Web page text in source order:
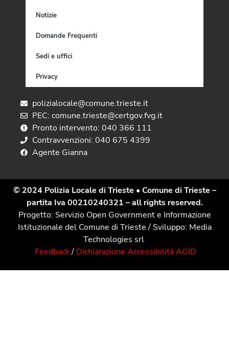
Notizie
Domande Frequenti
Sedi e uffici
Privacy
polizialocale@comune.trieste.it
PEC: comune.trieste@certgov.fvg.it
Pronto intervento: 040 366 111
Contravvenzioni: 040 675 4399
Agente Gianna
© 2024 Polizia Locale di Trieste • Comune di Trieste –
partita Iva 00210240321 – all rights reserved.
Progetto: Servizio Open Government e Informazione
Istituzionale del Comune di Trieste / Sviluppo: Media
Technologies srl
Feedback/ Dichiarazione Accessibilità AGID